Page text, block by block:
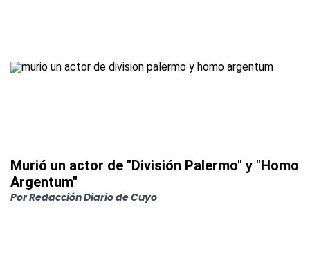
Murió un actor de "División Palermo" y "Homo
Argentum"
PorRedacción Diario de Cuyo